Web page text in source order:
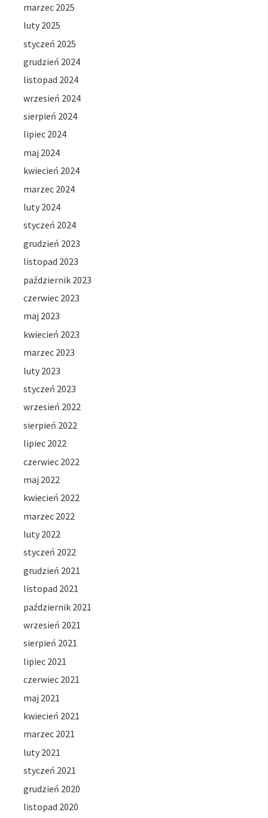
marzec 2025
luty 2025
styczeń 2025
grudzień 2024
listopad 2024
wrzesień 2024
sierpień 2024
lipiec 2024
maj 2024
kwiecień 2024
marzec 2024
luty 2024
styczeń 2024
grudzień 2023
listopad 2023
październik 2023
czerwiec 2023
maj 2023
kwiecień 2023
marzec 2023
luty 2023
styczeń 2023
wrzesień 2022
sierpień 2022
lipiec 2022
czerwiec 2022
maj 2022
kwiecień 2022
marzec 2022
luty 2022
styczeń 2022
grudzień 2021
listopad 2021
październik 2021
wrzesień 2021
sierpień 2021
lipiec 2021
czerwiec 2021
maj 2021
kwiecień 2021
marzec 2021
luty 2021
styczeń 2021
grudzień 2020
listopad 2020